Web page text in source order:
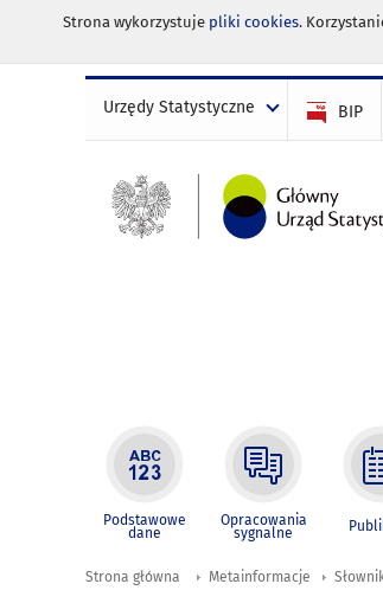
Strona wykorzystuje pliki cookies.
Urzędy Statystyczne BIP
Podstawowe
dane
Opracowania
sygnalne
Strona główna Metainformacje